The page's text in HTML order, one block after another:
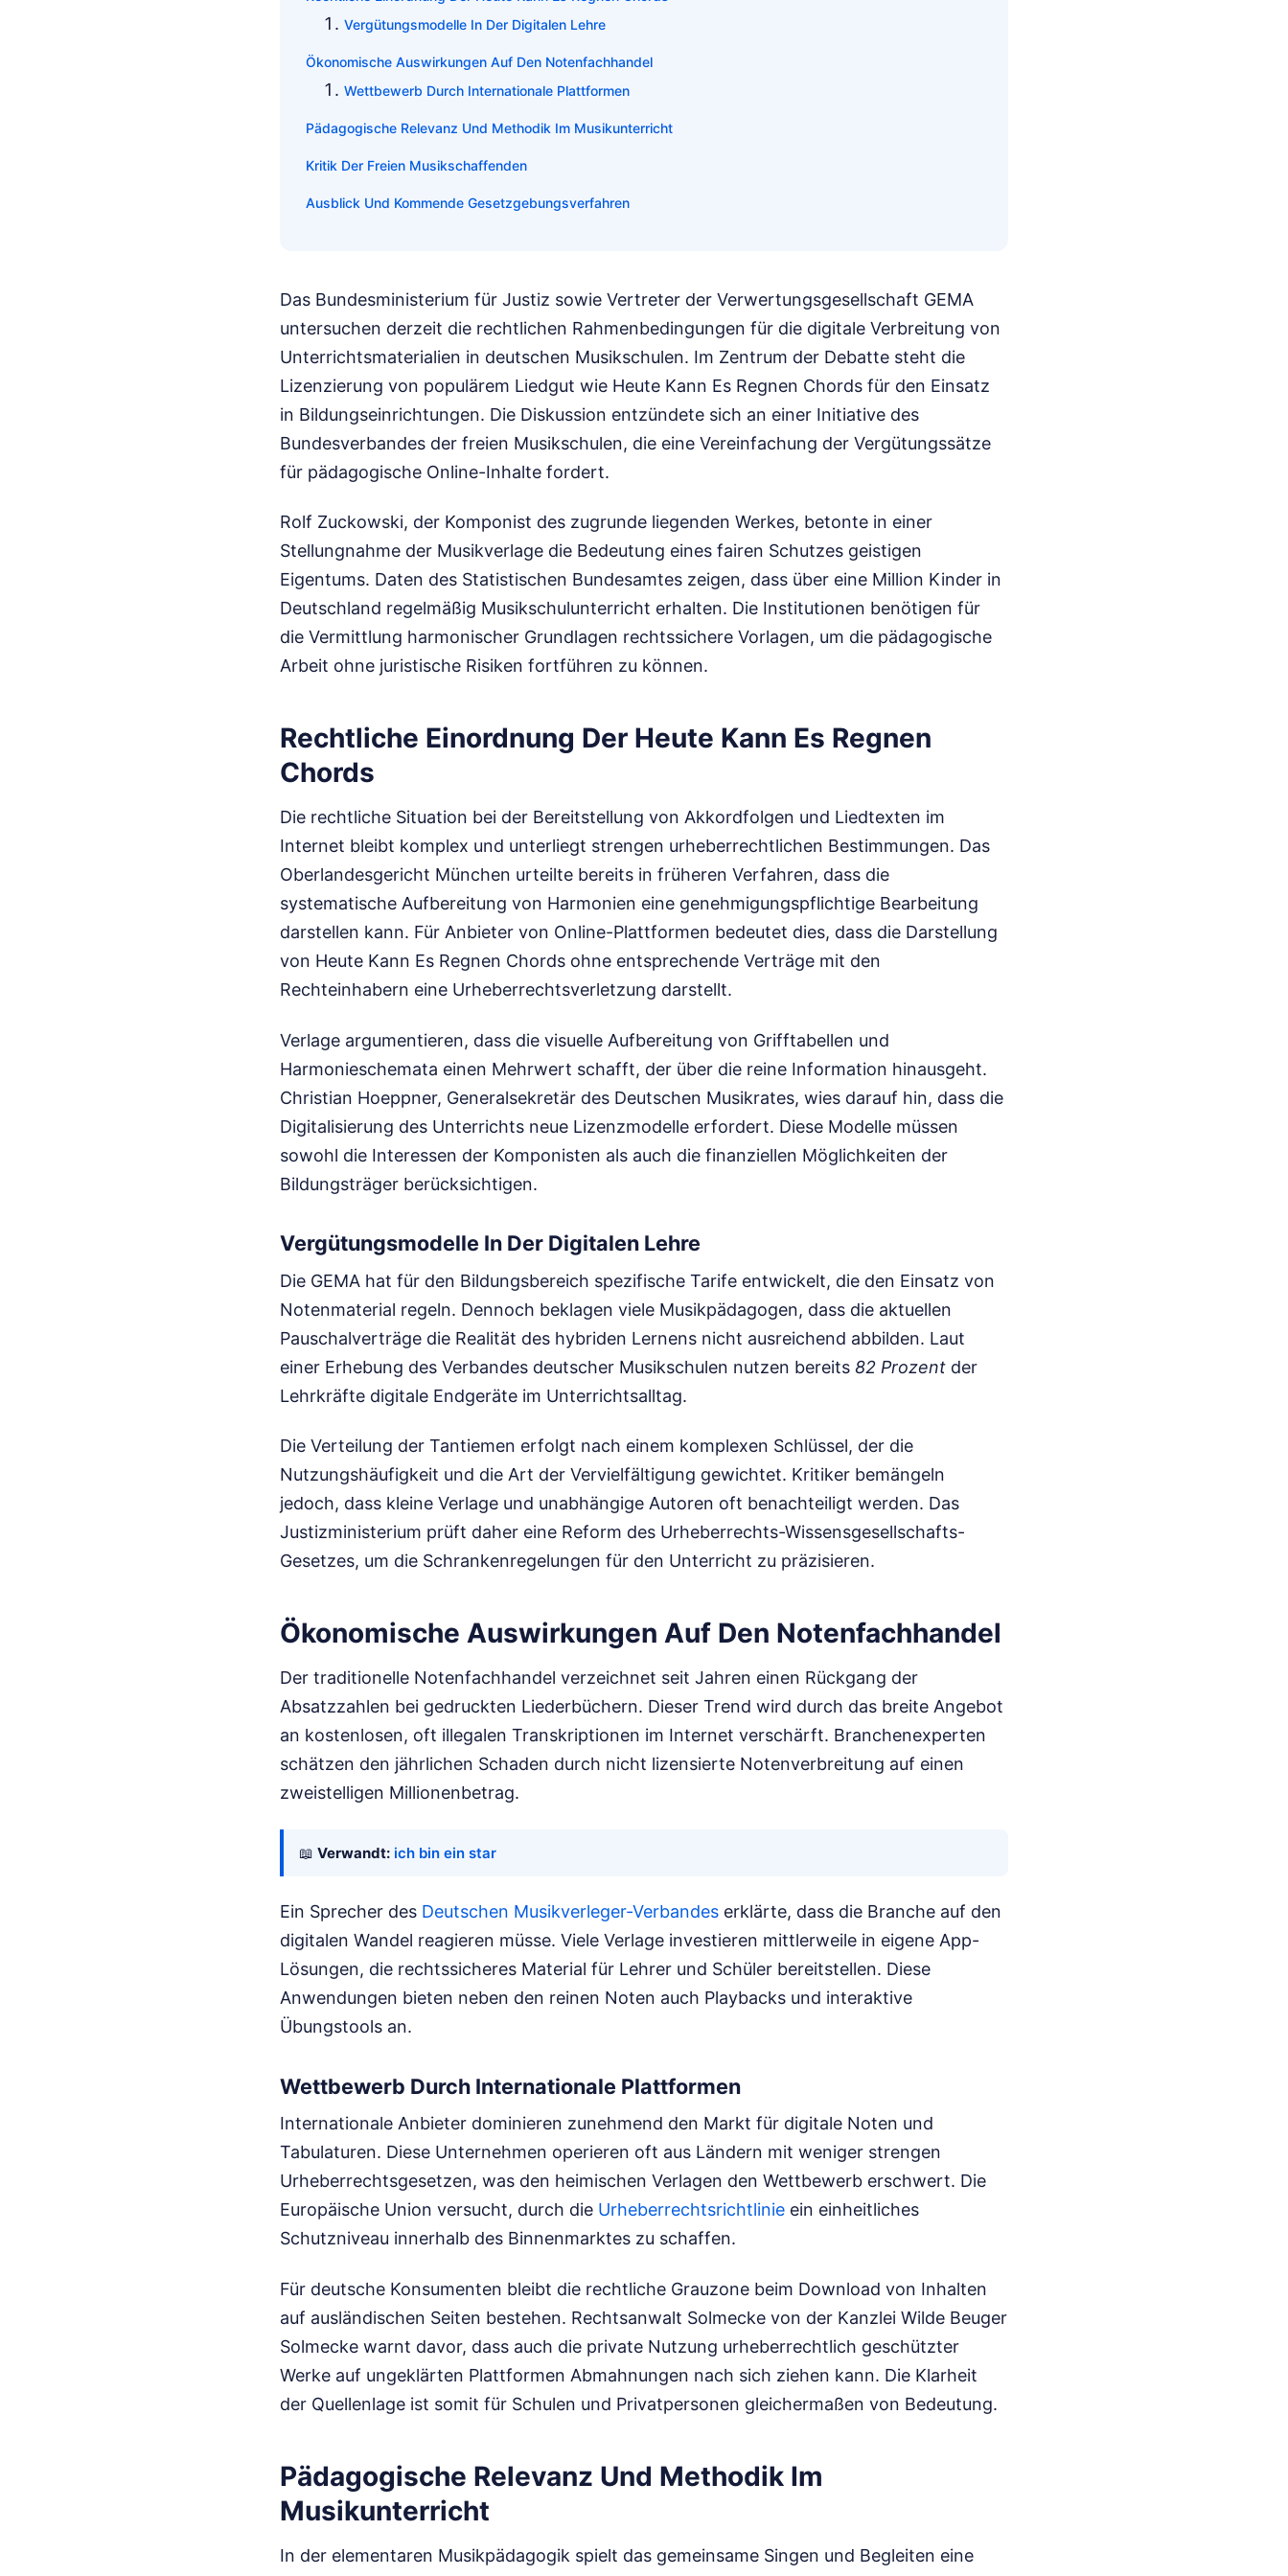
Vergütungsmodelle In Der Digitalen Lehre
Ökonomische Auswirkungen Auf Den Notenfachhandel
Wettbewerb Durch Internationale Plattformen
Pädagogische Relevanz Und Methodik Im Musikunterricht
Kritik Der Freien Musikschaffenden
Ausblick Und Kommende Gesetzgebungsverfahren
Das Bundesministerium für Justiz sowie Vertreter der Verwertungsgesellschaft GEMA
untersuchen derzeit die rechtlichen Rahmenbedingungen für die digitale Verbreitung von
Unterrichtsmaterialien in deutschen Musikschulen. Im Zentrum der Debatte steht die
Lizenzierung von populärem Liedgut wie Heute Kann Es Regnen Chords für den Einsatz
in Bildungseinrichtungen. Die Diskussion entzündete sich an einer Initiative des
Bundesverbandes der freien Musikschulen, die eine Vereinfachung der Vergütungssätze
für pädagogische Online-Inhalte fordert.
Rolf Zuckowski, der Komponist des zugrunde liegenden Werkes, betonte in einer
Stellungnahme der Musikverlage die Bedeutung eines fairen Schutzes geistigen
Eigentums. Daten des Statistischen Bundesamtes zeigen, dass über eine Million Kinder in
Deutschland regelmäßig Musikschulunterricht erhalten. Die Institutionen benötigen für
die Vermittlung harmonischer Grundlagen rechtssichere Vorlagen, um die pädagogische
Arbeit ohne juristische Risiken fortführen zu können.
Rechtliche Einordnung Der Heute Kann Es Regnen
Chords
Die rechtliche Situation bei der Bereitstellung von Akkordfolgen und Liedtexten im
Internet bleibt komplex und unterliegt strengen urheberrechtlichen Bestimmungen. Das
Oberlandesgericht München urteilte bereits in früheren Verfahren, dass die
systematische Aufbereitung von Harmonien eine genehmigungspflichtige Bearbeitung
darstellen kann. Für Anbieter von Online-Plattformen bedeutet dies, dass die Darstellung
von Heute Kann Es Regnen Chords ohne entsprechende Verträge mit den
Rechteinhabern eine Urheberrechtsverletzung darstellt.
Verlage argumentieren, dass die visuelle Aufbereitung von Grifftabellen und
Harmonieschemata einen Mehrwert schafft, der über die reine Information hinausgeht.
Christian Hoeppner, Generalsekretär des Deutschen Musikrates, wies darauf hin, dass die
Digitalisierung des Unterrichts neue Lizenzmodelle erfordert. Diese Modelle müssen
sowohl die Interessen der Komponisten als auch die finanziellen Möglichkeiten der
Bildungsträger berücksichtigen.
Vergütungsmodelle In Der Digitalen Lehre
Die GEMA hat für den Bildungsbereich spezifische Tarife entwickelt, die den Einsatz von
Notenmaterial regeln. Dennoch beklagen viele Musikpädagogen, dass die aktuellen
Pauschalverträge die Realität des hybriden Lernens nicht ausreichend abbilden. Laut
einer Erhebung des Verbandes deutscher Musikschulen nutzen bereits 82 Prozent der
Lehrkräfte digitale Endgeräte im Unterrichtsalltag.
Die Verteilung der Tantiemen erfolgt nach einem komplexen Schlüssel, der die
Nutzungshäufigkeit und die Art der Vervielfältigung gewichtet. Kritiker bemängeln
jedoch, dass kleine Verlage und unabhängige Autoren oft benachteiligt werden. Das
Justizministerium prüft daher eine Reform des Urheberrechts-Wissensgesellschafts-
Gesetzes, um die Schrankenregelungen für den Unterricht zu präzisieren.
Ökonomische Auswirkungen Auf Den Notenfachhandel
Der traditionelle Notenfachhandel verzeichnet seit Jahren einen Rückgang der
Absatzzahlen bei gedruckten Liederbüchern. Dieser Trend wird durch das breite Angebot
an kostenlosen, oft illegalen Transkriptionen im Internet verschärft. Branchenexperten
schätzen den jährlichen Schaden durch nicht lizensierte Notenverbreitung auf einen
zweistelligen Millionenbetrag.
📖 Verwandt: ich bin ein star
Ein Sprecher des Deutschen Musikverleger-Verbandes erklärte, dass die Branche auf den
digitalen Wandel reagieren müsse. Viele Verlage investieren mittlerweile in eigene App-
Lösungen, die rechtssicheres Material für Lehrer und Schüler bereitstellen. Diese
Anwendungen bieten neben den reinen Noten auch Playbacks und interaktive
Übungstools an.
Wettbewerb Durch Internationale Plattformen
Internationale Anbieter dominieren zunehmend den Markt für digitale Noten und
Tabulaturen. Diese Unternehmen operieren oft aus Ländern mit weniger strengen
Urheberrechtsgesetzen, was den heimischen Verlagen den Wettbewerb erschwert. Die
Europäische Union versucht, durch die Urheberrechtsrichtlinie ein einheitliches
Schutzniveau innerhalb des Binnenmarktes zu schaffen.
Für deutsche Konsumenten bleibt die rechtliche Grauzone beim Download von Inhalten
auf ausländischen Seiten bestehen. Rechtsanwalt Solmecke von der Kanzlei Wilde Beuger
Solmecke warnt davor, dass auch die private Nutzung urheberrechtlich geschützter
Werke auf ungeklärten Plattformen Abmahnungen nach sich ziehen kann. Die Klarheit
der Quellenlage ist somit für Schulen und Privatpersonen gleichermaßen von Bedeutung.
Pädagogische Relevanz Und Methodik Im
Musikunterricht
In der elementaren Musikpädagogik spielt das gemeinsame Singen und Begleiten eine